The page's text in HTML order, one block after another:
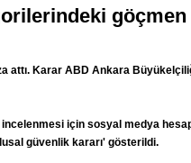
attı. Karar ABD Ankara
için sosyal medya
güvenlik kararı' gösterildi.